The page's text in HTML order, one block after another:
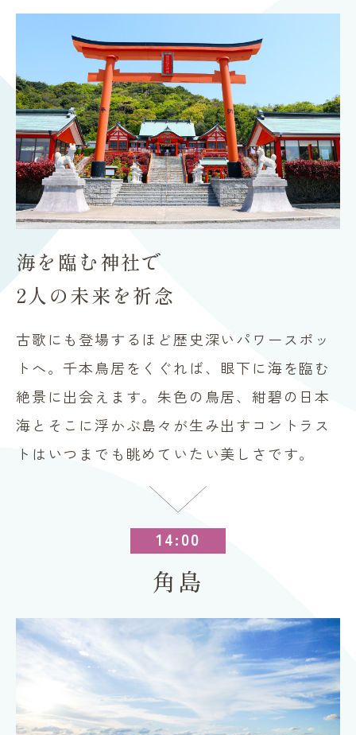
海を臨む神社で
2人の未来を祈念
古歌にも登場するほど歴史深いパワースポッ
トへ。千本鳥居をくぐれば、眼下に海を臨む
絶景に出会えます。朱色の鳥居、紺碧の日本
海とそこに浮かぶ島々が生み出すコントラス
トはいつまでも眺めていたい美しさです。
14:00
角島